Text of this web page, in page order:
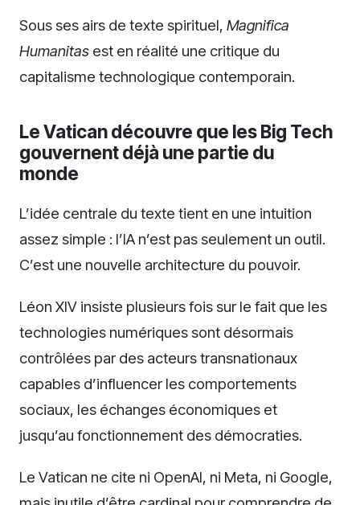
Sous ses airs de texte spirituel, Magnifica
Humanitas est en réalité une critique du
capitalisme technologique contemporain.
Le Vatican découvre que les Big Tech
gouvernent déjà une partie du
monde
L’idée centrale du texte tient en une intuition
assez simple : l’IA n’est pas seulement un outil.
C’est une nouvelle architecture du pouvoir.
Léon XIV insiste plusieurs fois sur le fait que les
technologies numériques sont désormais
contrôlées par des acteurs transnationaux
capables d’influencer les comportements
sociaux, les échanges économiques et
jusqu’au fonctionnement des démocraties.
Le Vatican ne cite ni OpenAI, ni Meta, ni Google,